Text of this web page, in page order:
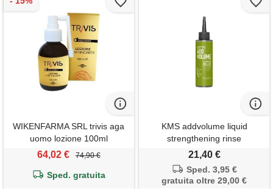
WIKENFARMA SRL trivis aga
uomo lozione 100ml
64,02 € 74,90 €
Sped. gratuita
KMS addvolume liquid
strengthening rinse
trattamento per capelli 150 ml
21,40 €
Sped. 3,95 €
gratuita oltre 29,00 €